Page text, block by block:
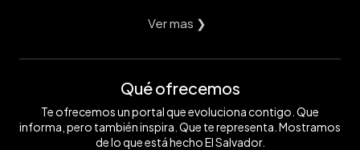
Ver mas ❯
Qué ofrecemos
Te ofrecemos un portal que evoluciona contigo. Que
informa, pero también inspira. Que te representa. Mostramos
de lo que está hecho El Salvador.